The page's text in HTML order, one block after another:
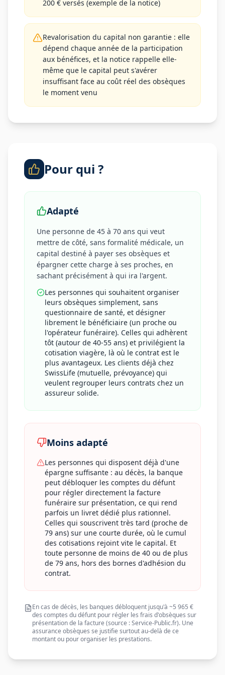
200 € versés (exemple de la notice)
Revalorisation du capital non garantie : elle
dépend chaque année de la participation
aux bénéfices, et la notice rappelle elle-
même que le capital peut s'avérer
insuffisant face au coût réel des obsèques
le moment venu
Pour qui ?
Adapté
Une personne de 45 à 70 ans qui veut
mettre de côté, sans formalité médicale, un
capital destiné à payer ses obsèques et
épargner cette charge à ses proches, en
sachant précisément à qui ira l'argent.
Les personnes qui souhaitent organiser
leurs obsèques simplement, sans
questionnaire de santé, et désigner
librement le bénéficiaire (un proche ou
l'opérateur funéraire). Celles qui adhèrent
tôt (autour de 40-55 ans) et privilégient la
cotisation viagère, là où le contrat est le
plus avantageux. Les clients déjà chez
SwissLife (mutuelle, prévoyance) qui
veulent regrouper leurs contrats chez un
assureur solide.
Moins adapté
Les personnes qui disposent déjà d'une
épargne suffisante : au décès, la banque
peut débloquer les comptes du défunt
pour régler directement la facture
funéraire sur présentation, ce qui rend
parfois un livret dédié plus rationnel.
Celles qui souscrivent très tard (proche de
79 ans) sur une courte durée, où le cumul
des cotisations rejoint vite le capital. Et
toute personne de moins de 40 ou de plus
de 79 ans, hors des bornes d'adhésion du
contrat.
En cas de décès, les banques débloquent jusqu'à ~5 965 €
des comptes du défunt pour régler les frais d'obsèques sur
présentation de la facture (source : Service-Public.fr). Une
assurance obsèques se justifie surtout au-delà de ce
montant ou pour organiser les prestations.